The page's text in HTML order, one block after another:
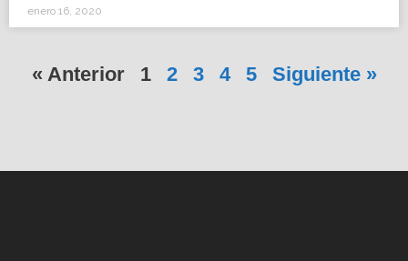
enero 16, 2020
« Anterior 1 2 3 4 5 Siguiente »